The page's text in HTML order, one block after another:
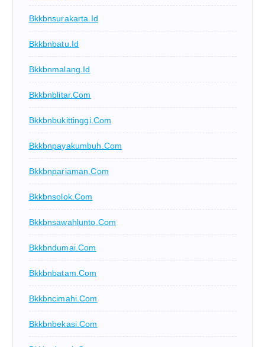
Bkkbnsurakarta.id
Bkkbnbatu.id
Bkkbnmalang.id
Bkkbnblitar.com
Bkkbnbukittinggi.com
Bkkbnpayakumbuh.com
Bkkbnpariaman.com
Bkkbnsolok.com
Bkkbnsawahlunto.com
Bkkbndumai.com
Bkkbnbatam.com
Bkkbncimahi.com
Bkkbnbekasi.com